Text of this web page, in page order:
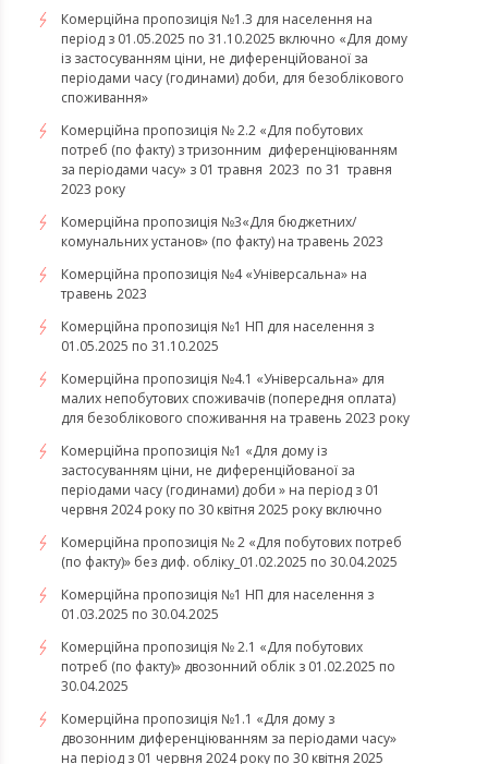
Комерційна пропозиція №1.3 для населення на
період з 01.05.2025 по 31.10.2025 включно «Для дому
із застосуванням ціни, не диференційованої за
періодами часу (годинами) доби, для безоблікового
споживання»
Комерційна пропозиція № 2.2 «Для побутових
потреб (по факту) з тризонним диференціюванням
за періодами часу» з 01 травня 2023 по 31 травня
2023 року
​​​​​​​Комерційна пропозиція №3«Для бюджетних/
комунальних установ» (по факту) на травень 2023
Комерційна пропозиція №4 «Універсальна» на
травень 2023
Комерційна пропозиція №1 НП для населення з
01.05.2025 по 31.10.2025
Комерційна пропозиція №4.1 «Універсальна» для
малих непобутових споживачів (попередня оплата)
для безоблікового споживання на травень 2023 року
Комерційна пропозиція №1 «Для дому із
застосуванням ціни, не диференційованої за
періодами часу (годинами) доби » на період з 01
червня 2024 року по 30 квітня 2025 року включно
Комерційна пропозиція № 2 «Для побутових потреб
(по факту)» без диф. обліку_01.02.2025 по 30.04.2025
Комерційна пропозиція №1 НП для населення з
01.03.2025 по 30.04.2025
Комерційна пропозиція № 2.1 «Для побутових
потреб (по факту)» двозонний облік з 01.02.2025 по
30.04.2025
Комерційна пропозиція №1.1 «Для дому з
двозонним диференціюванням за періодами часу»
на період з 01 червня 2024 року по 30 квітня 2025